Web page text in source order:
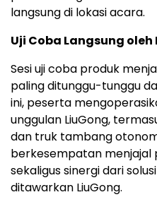
langsung di lokasi acara.
Uji Coba Langsung
Sesi uji coba produk
paling ditunggu-tunggu
ini, peserta
unggulan LiuGong,
dan truk tambang
berkesempatan
sekaligus sinergi dari
ditawarkan LiuGong.